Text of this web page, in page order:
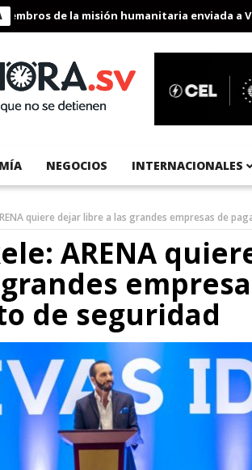
de la misión humanitaria enviada a
NEGOCIOS INTERNACIONALES
quiere dejar libre a las grandes empresas de
ARENA
de seguridad